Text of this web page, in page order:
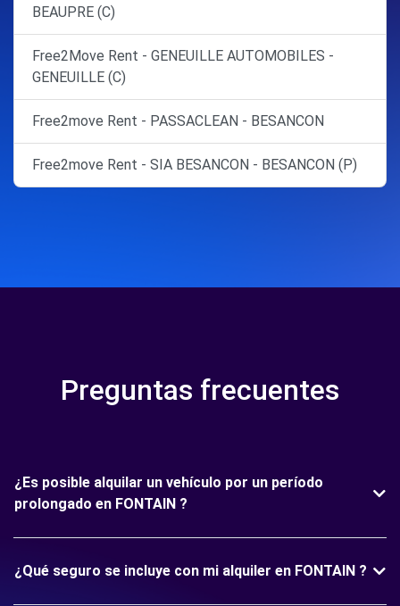
BEAUPRE (C)
Free2Move Rent - GENEUILLE AUTOMOBILES -
GENEUILLE (C)
Free2move Rent - PASSACLEAN - BESANCON
Free2move Rent - SIA BESANCON - BESANCON (P)
Preguntas frecuentes
¿Es posible alquilar un vehículo por un período
prolongado en FONTAIN ?
¿Qué seguro se incluye con mi alquiler en FONTAIN ?